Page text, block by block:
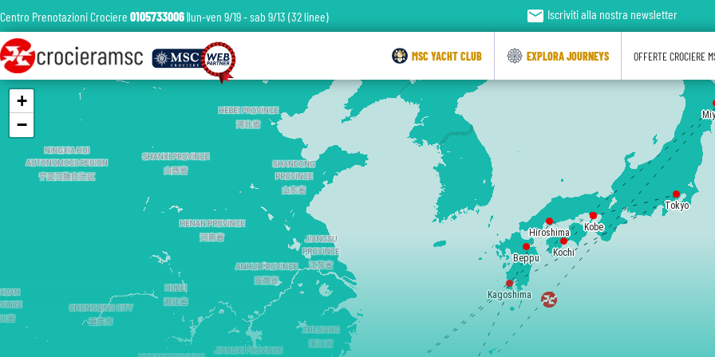
Tokyo
Kobe
Kobe
Kochi
Hiroshima
Beppu
Kagoshima
+
−
Centro Prenotazioni Crociere 0105733006|lun-ven 9/19 - sab 9/13 (32 linee) email Iscriviti alla nostra newsletter
MSC YACHT CLUB EXPLORA JOURNEYS OFFERTE CROCIERE